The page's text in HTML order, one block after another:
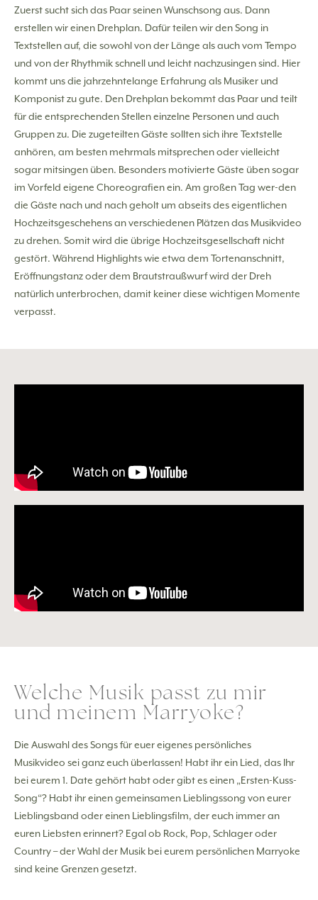
Zuerst sucht sich das Paar seinen Wunschsong aus. Dann
erstellen wir einen Drehplan. Dafür teilen wir den Song in
Textstellen auf, die sowohl von der Länge als auch vom Tempo
und von der Rhythmik schnell und leicht nachzusingen sind. Hier
kommt uns die jahrzehntelange Erfahrung als Musiker und
Komponist zu gute. Den Drehplan bekommt das Paar und teilt
für die entsprechenden Stellen einzelne Personen und auch
Gruppen zu. Die zugeteilten Gäste sollten sich ihre Textstelle
anhören, am besten mehrmals mitsprechen oder vielleicht
sogar mitsingen üben. Besonders motivierte Gäste üben sogar
im Vorfeld eigene Choreografien ein. Am großen Tag wer-den
die Gäste nach und nach geholt um abseits des eigentlichen
Hochzeitsgeschehens an verschiedenen Plätzen das Musikvideo
zu drehen. Somit wird die übrige Hochzeitsgesellschaft nicht
gestört. Während Highlights wie etwa dem Tortenanschnitt,
Eröffnungstanz oder dem Brautstraußwurf wird der Dreh
natürlich unterbrochen, damit keiner diese wichtigen Momente
verpasst.
Welche Musik passt zu mir
und meinem Marryoke?
Die Auswahl des Songs für euer eigenes persönliches
Musikvideo sei ganz euch überlassen! Habt ihr ein Lied, das Ihr
bei eurem 1. Date gehört habt oder gibt es einen „Ersten-Kuss-
Song“? Habt ihr einen gemeinsamen Lieblingssong von eurer
Lieblingsband oder einen Lieblingsfilm, der euch immer an
euren Liebsten erinnert? Egal ob Rock, Pop, Schlager oder
Country – der Wahl der Musik bei eurem persönlichen Marryoke
sind keine Grenzen gesetzt.